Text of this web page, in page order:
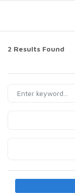
2 Results Found